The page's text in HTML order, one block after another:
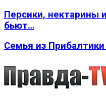
Персики, нектарины
бьют…
Семья из